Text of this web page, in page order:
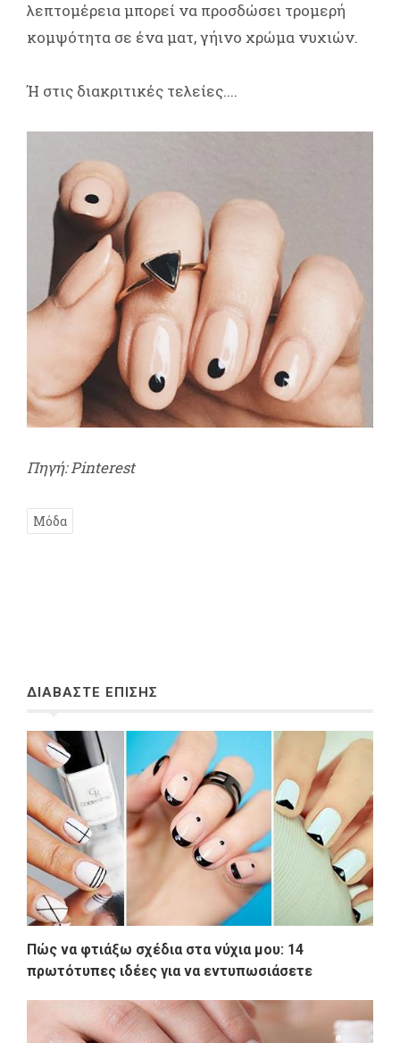
λεπτομέρεια μπορεί να προσδώσει τρομερή
κομψότητα σε ένα ματ, γήινο χρώμα νυχιών.
Ή στις διακριτικές τελείες....
Πηγή: Pinterest
Μόδα
ΔΙΑΒΑΣΤΕ ΕΠΙΣΗΣ
Πώς να φτιάξω σχέδια στα νύχια μου: 14
πρωτότυπες ιδέες για να εντυπωσιάσετε